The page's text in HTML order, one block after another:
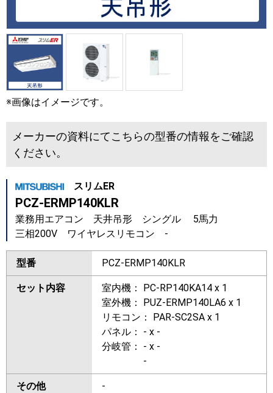
※画像はイメージです。
メーカーの資料にてこちらの型番の情報をご確認
ください。
スリムER
PCZ-ERMP140KLR
業務用エアコン 天井吊形 シングル 5馬力
三相200V ワイヤレスリモコン -
型番 PCZ-ERMP140KLR
セット内容
室内機： PC-RP140KA14 x 1
室外機： PUZ-ERMP140LA6 x 1
リモコン： PAR-SC2SA x 1
パネル： - x -
分岐管： - x -
-
その他 -